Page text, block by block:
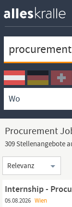
Ortssuche
Umkreissuche
Arbeitsform
Procurement
309 Stellenangebote
Sortierung
Internship -
05.08.2026 Wien